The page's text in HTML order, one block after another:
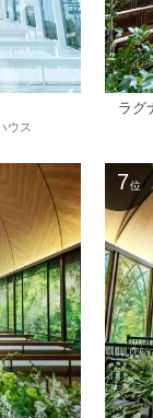
ウス
ラグ
7 位